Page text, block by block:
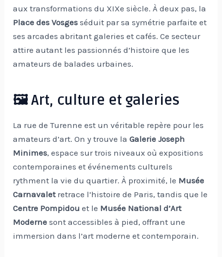
aux transformations du XIXe siècle. À deux pas, la
Place des Vosges séduit par sa symétrie parfaite et
ses arcades abritant galeries et cafés. Ce secteur
attire autant les passionnés d’histoire que les
amateurs de balades urbaines.
🖼️ Art, culture et galeries
La rue de Turenne est un véritable repère pour les
amateurs d’art. On y trouve laGalerie Joseph
Minimes, espace sur trois niveaux où expositions
contemporaines et événements culturels
rythment la vie du quartier. À proximité, le Musée
Carnavaletretrace l’histoire de Paris, tandis que le
Centre Pompidou et le Musée National d’Art
Moderne sont accessibles à pied, offrant une
immersion dans l’art moderne et contemporain.